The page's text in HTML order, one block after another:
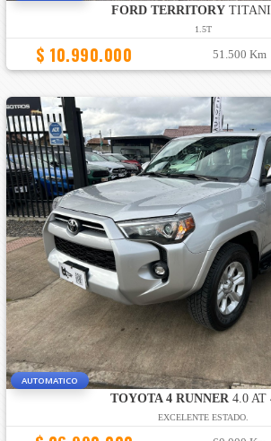
FORD TERRITORY
1.5T
$ 10.990.000 51.500 Km
AUTOMATICO
TOYOTA 4 RUNNER4.0 AT
EXCELENTE ESTADO.